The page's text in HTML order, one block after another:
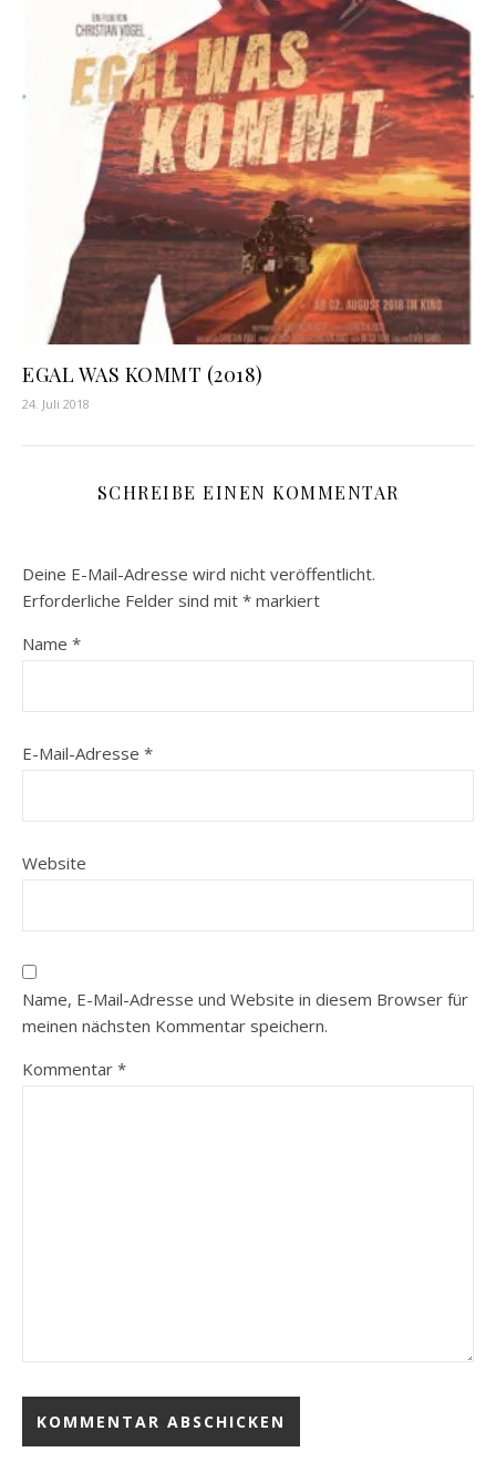
EGAL WAS KOMMT (2018)
24. Juli 2018
SCHREIBE EINEN KOMMENTAR
Deine E-Mail-Adresse wird nicht veröffentlicht.
Erforderliche Felder sind mit * markiert
Name *
E-Mail-Adresse *
Website
Name, E-Mail-Adresse und Website in diesem Browser für
meinen nächsten Kommentar speichern.
Kommentar *